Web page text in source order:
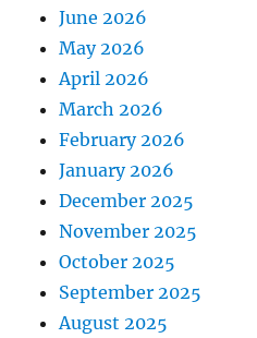
June 2026
May 2026
April 2026
March 2026
February 2026
January 2026
December 2025
November 2025
October 2025
September 2025
August 2025